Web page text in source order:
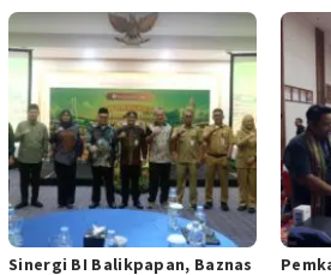
Sinergi BI Balikpapan, Baznas